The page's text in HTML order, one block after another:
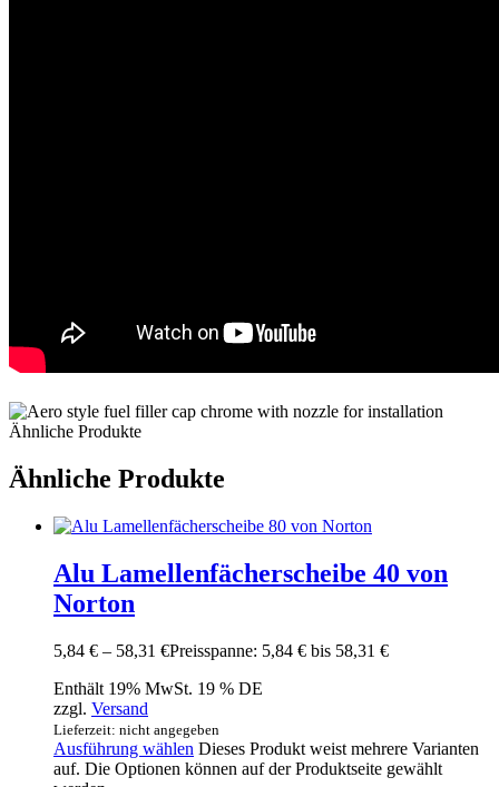
Ähnliche Produkte
Ähnliche Produkte
Alu Lamellenfächerscheibe 40 von
Norton
5,84 € – 58,31 €Preisspanne: 5,84 € bis 58,31 €
Enthält 19% MwSt. 19 % DE
zzgl. Versand
Lieferzeit: nicht angegeben
Ausführung wählen Dieses Produkt weist mehrere Varianten
auf. Die Optionen können auf der Produktseite gewählt